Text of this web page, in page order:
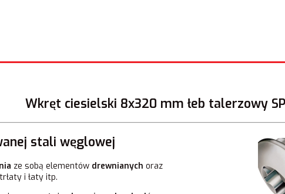
Wkręt ciesielski 8x320 mm łeb talerzowy
stali węglowej
ze sobą elementów drewnianych oraz
i łaty itp.